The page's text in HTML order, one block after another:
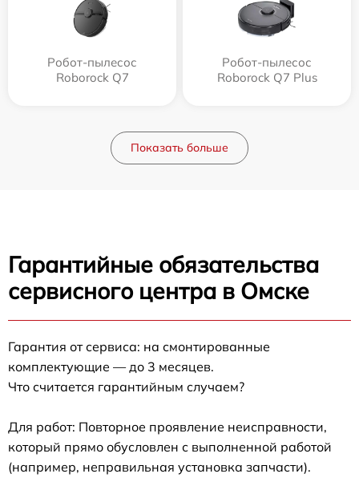
Робот-пылесос
Roborock Q7
Робот-пылесос
Roborock Q7 Plus
Показать больше
Гарантийные обязательства
сервисного центра в Омске
Гарантия от сервиса: на смонтированные
комплектующие — до 3 месяцев.
Что считается гарантийным случаем?
Для работ: Повторное проявление неисправности,
который прямо обусловлен с выполненной работой
(например, неправильная установка запчасти).